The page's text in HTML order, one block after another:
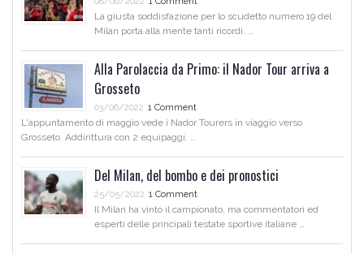
La giusta soddisfazione per lo scudetto numero 19 del
Milan porta alla mente tanti ricordi. …
Alla Parolaccia da Primo: il Nador Tour arriva a
Grosseto
03/06/2022 1 Comment
L'appuntamento di maggio vede i Nador Tourers in viaggio verso
Grosseto. Addirittura con 2 equipaggi. …
Del Milan, del bombo e dei pronostici
25/05/2022 1 Comment
Il Milan ha vinto il campionato, ma commentatori ed
esperti delle principali testate sportive italiane …